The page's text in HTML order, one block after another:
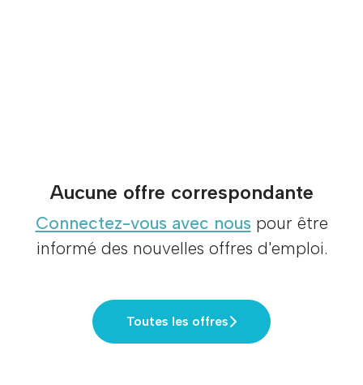
Aucune offre correspondante
Connectez-vous avec nous pour être
informé des nouvelles offres d'emploi.
Toutes les offres